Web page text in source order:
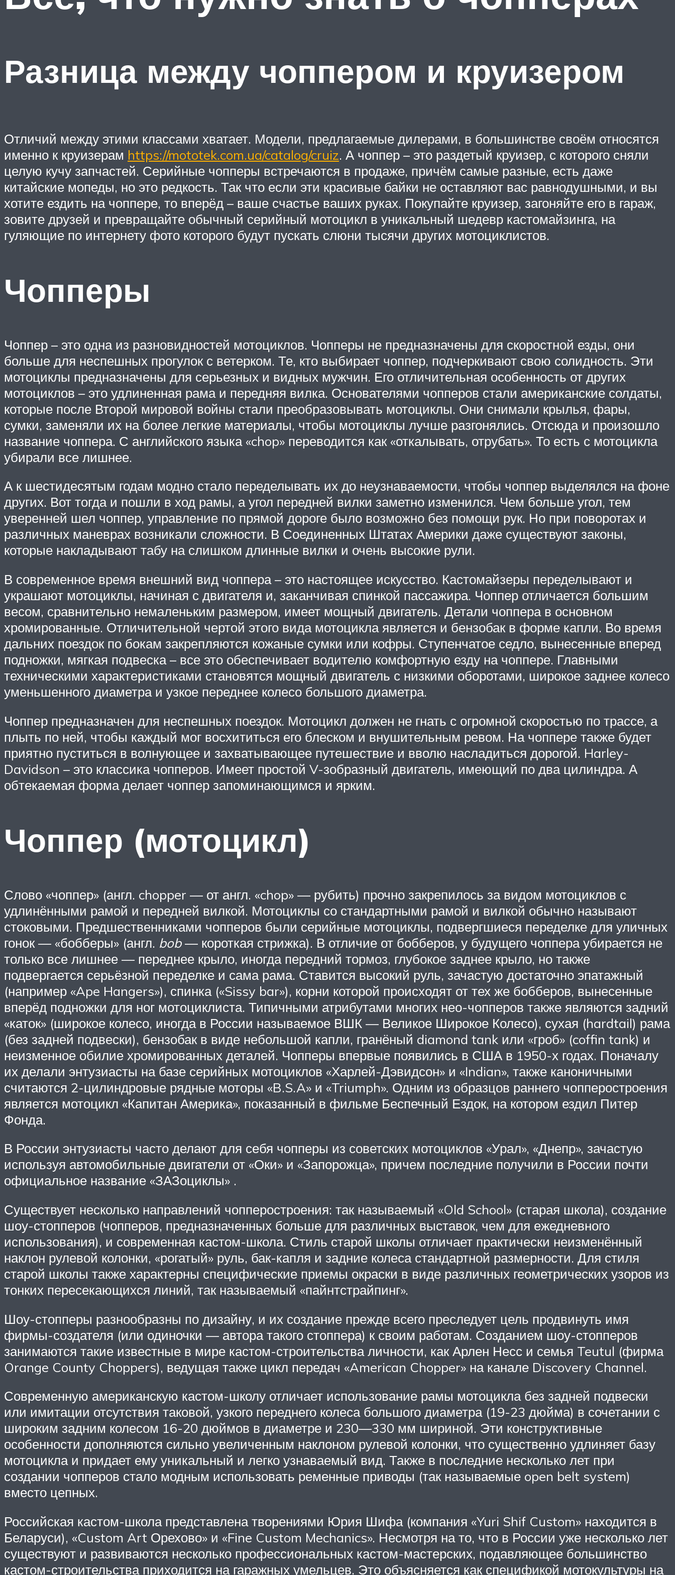
Разница между чоппером и круизером
Отличий между этими классами хватает. Модели, предлагаемые дилерами, в большинстве своём относятся
именно к круизерам https://mototek.com.ua/catalog/cruiz. А чоппер – это раздетый круизер, с которого сняли
целую кучу запчастей. Серийные чопперы встречаются в продаже, причём самые разные, есть даже
китайские мопеды, но это редкость. Так что если эти красивые байки не оставляют вас равнодушными, и вы
хотите ездить на чоппере, то вперёд – ваше счастье ваших руках. Покупайте круизер, загоняйте его в гараж,
зовите друзей и превращайте обычный серийный мотоцикл в уникальный шедевр кастомайзинга, на
гуляющие по интернету фото которого будут пускать слюни тысячи других мотоциклистов.
Чопперы
Чоппер – это одна из разновидностей мотоциклов. Чопперы не предназначены для скоростной езды, они
больше для неспешных прогулок с ветерком. Те, кто выбирает чоппер, подчеркивают свою солидность. Эти
мотоциклы предназначены для серьезных и видных мужчин. Его отличительная особенность от других
мотоциклов – это удлиненная рама и передняя вилка. Основателями чопперов стали американские солдаты,
которые после Второй мировой войны стали преобразовывать мотоциклы. Они снимали крылья, фары,
сумки, заменяли их на более легкие материалы, чтобы мотоциклы лучше разгонялись. Отсюда и произошло
название чоппера. С английского языка «chop» переводится как «откалывать, отрубать». То есть с мотоцикла
убирали все лишнее.
А к шестидесятым годам модно стало переделывать их до неузнаваемости, чтобы чоппер выделялся на фоне
других. Вот тогда и пошли в ход рамы, а угол передней вилки заметно изменился. Чем больше угол, тем
уверенней шел чоппер, управление по прямой дороге было возможно без помощи рук. Но при поворотах и
различных маневрах возникали сложности. В Соединенных Штатах Америки даже существуют законы,
которые накладывают табу на слишком длинные вилки и очень высокие рули.
В современное время внешний вид чоппера – это настоящее искусство. Кастомайзеры переделывают и
украшают мотоциклы, начиная с двигателя и, заканчивая спинкой пассажира. Чоппер отличается большим
весом, сравнительно немаленьким размером, имеет мощный двигатель. Детали чоппера в основном
хромированные. Отличительной чертой этого вида мотоцикла является и бензобак в форме капли. Во время
дальних поездок по бокам закрепляются кожаные сумки или кофры. Ступенчатое седло, вынесенные вперед
подножки, мягкая подвеска – все это обеспечивает водителю комфортную езду на чоппере. Главными
техническими характеристиками становятся мощный двигатель с низкими оборотами, широкое заднее колесо
уменьшенного диаметра и узкое переднее колесо большого диаметра.
Чоппер предназначен для неспешных поездок. Мотоцикл должен не гнать с огромной скоростью по трассе, а
плыть по ней, чтобы каждый мог восхититься его блеском и внушительным ревом. На чоппере также будет
приятно пуститься в волнующее и захватывающее путешествие и вволю насладиться дорогой. Harley-
Davidson – это классика чопперов. Имеет простой V-зобразный двигатель, имеющий по два цилиндра. А
обтекаемая форма делает чоппер запоминающимся и ярким.
Чоппер (мотоцикл)
Слово «чоппер» (англ. chopper — от англ. «chop» — рубить) прочно закрепилось за видом мотоциклов с
удлинёнными рамой и передней вилкой. Мотоциклы со стандартными рамой и вилкой обычно называют
стоковыми. Предшественниками чопперов были серийные мотоциклы, подвергшиеся переделке для уличных
гонок — «бобберы» (англ. bob— короткая стрижка). В отличие от бобберов, у будущего чоппера убирается не
только все лишнее — переднее крыло, иногда передний тормоз, глубокое заднее крыло, но также
подвергается серьёзной переделке и сама рама. Ставится высокий руль, зачастую достаточно эпатажный
(например «Ape Hangers»), спинка («Sissy bar»), корни которой происходят от тех же бобберов, вынесенные
вперёд подножки для ног мотоциклиста. Типичными атрибутами многих нео-чопперов также являются задний
«каток» (широкое колесо, иногда в России называемое ВШК — Великое Широкое Колесо), сухая (hardtail) рама
(без задней подвески), бензобак в виде небольшой капли, гранёный diamond tank или «гроб» (coffin tank) и
неизменное обилие хромированных деталей. Чопперы впервые появились в США в 1950-х годах. Поначалу
их делали энтузиасты на базе серийных мотоциклов «Харлей-Дэвидсон» и «Indian», также каноничными
считаются 2-цилиндровые рядные моторы «B.S.A» и «Triumph». Одним из образцов раннего чопперостроения
является мотоцикл «Капитан Америка», показанный в фильме Беспечный Ездок, на котором ездил Питер
Фонда.
В России энтузиасты часто делают для себя чопперы из советских мотоциклов «Урал», «Днепр», зачастую
используя автомобильные двигатели от «Оки» и «Запорожца», причем последние получили в России почти
официальное название «ЗАЗоциклы» .
Существует несколько направлений чопперостроения: так называемый «Old School» (старая школа), создание
шоу-стопперов (чопперов, предназначенных больше для различных выставок, чем для ежедневного
использования), и современная кастом-школа. Стиль старой школы отличает практически неизменённый
наклон рулевой колонки, «рогатый» руль, бак-капля и задние колеса стандартной размерности. Для стиля
старой школы также характерны специфические приемы окраски в виде различных геометрических узоров из
тонких пересекающихся линий, так называемый «пайнтстрайпинг».
Шоу-стопперы разнообразны по дизайну, и их создание прежде всего преследует цель продвинуть имя
фирмы-создателя (или одиночки — автора такого стоппера) к своим работам. Созданием шоу-стопперов
занимаются такие известные в мире кастом-строительства личности, как Арлен Несс и семья Teutul (фирма
Orange County Choppers), ведущая также цикл передач «American Chopper» на канале Discovery Channel.
Современную американскую кастом-школу отличает использование рамы мотоцикла без задней подвески
или имитации отсутствия таковой, узкого переднего колеса большого диаметра (19-23 дюйма) в сочетании с
широким задним колесом 16-20 дюймов в диаметре и 230—330 мм шириной. Эти конструктивные
особенности дополняются сильно увеличенным наклоном рулевой колонки, что существенно удлиняет базу
мотоцикла и придает ему уникальный и легко узнаваемый вид. Также в последние несколько лет при
создании чопперов стало модным использовать ременные приводы (так называемые open belt system)
вместо цепных.
Российская кастом-школа представлена творениями Юрия Шифа (компания «Yuri Shif Custom» находится в
Беларуси), «Custom Art Орехово» и «Fine Custom Mechanics». Несмотря на то, что в России уже несколько лет
существуют и развиваются несколько профессиональных кастом-мастерских, подавляющее большинство
кастом-строительства приходится на гаражных умельцев. Это объясняется как спецификой мотокультуры на